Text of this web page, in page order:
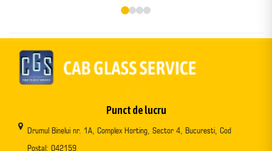
Punct de lucru
Drumul Binelui nr. 1A, Complex Horting, Sector 4, Bucuresti, Cod
Poștal: 042159